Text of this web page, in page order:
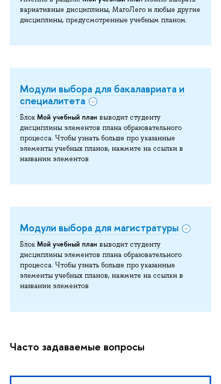
вариативные дисциплины, МагоЛего и любые другие
дисциплины, предусмотренные учебным планом.
Модули выбора для бакалавриата и
специалитета
БлокМой учебный план выводит студенту
дисциплины элементов плана образовательного
процесса. Чтобы узнать больше про указанные
элементы учебных планов, нажмите на ссылки в
названии элементов
Модули выбора для магистратуры
БлокМой учебный план выводит студенту
дисциплины элементов плана образовательного
процесса. Чтобы узнать больше про указанные
элементы учебных планов, нажмите на ссылки в
названии элементов
Часто задаваемые вопросы